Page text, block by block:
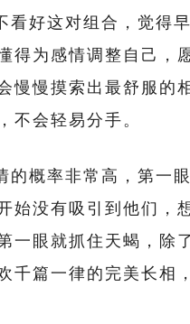
看好这对组合，觉得
得为感情调整自己，
慢慢摸索出最舒服的
不会轻易分手。
的概率非常高，第一
始没有吸引到他们，
一眼就抓住天蝎，除
千篇一律的完美长相